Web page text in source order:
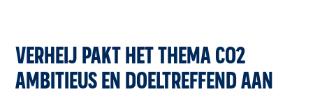
VERHEIJ PAKT HET THEMA CO2
AMBITIEUS EN DOELTREFFEND AAN